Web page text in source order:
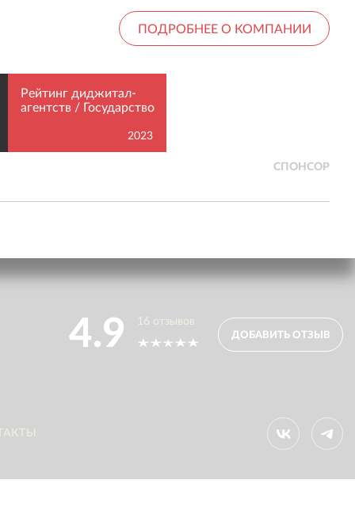
ПОДРОБНЕЕ О КОМПАНИИ
Рейтинг диджитал-
подрядчиков
2023
СПОНСОР
4.9 16 отзывов
ДОБАВИТЬ ОТЗЫВ